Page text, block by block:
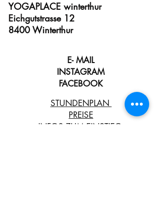
YOGAPLACE winterthur
Eichgutstrasse 12
8400 Winterthur
E- MAIL
INSTAGRAM
FACEBOOK
STUNDENPLAN
PREISE
INFOS ZUM EINSTIEG